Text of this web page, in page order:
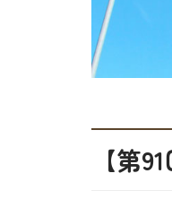
【第